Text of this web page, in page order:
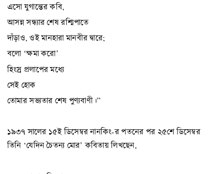
এসো যুগান্তের কবি,
আসন্ন সন্ধ্যার শেষ রশ্মিপাতে
দাঁড়াও, ওই মানহারা মানবীর দ্বারে;
বলো ‘ক্ষমা করো’
হিংস্র প্রলাপের মধ্যে
সেই হোক
তোমার সভ্যতার শেষ পুণ্যবাণী।”
১৯৩৭ সালের ১৫ই ডিসেম্বর নানকিং-র পতনের পর ২৫শে ডিসেম্বর
তিনি ‘যেদিন চৈতন্য মোর’ কবিতায় লিখছেন,